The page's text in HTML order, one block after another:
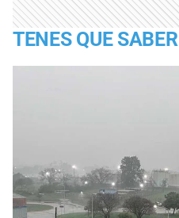
TENES QUE SABER